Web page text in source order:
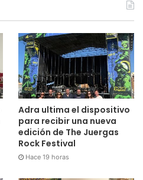
Adra ultima el dispositivo
para recibir una nueva
edición de The Juergas
Rock Festival
Hace 19 horas